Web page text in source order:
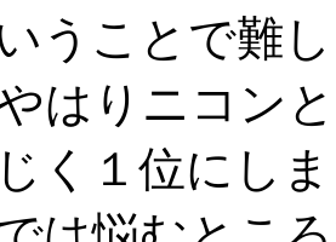
うことで難
はりニコン
く１位にし